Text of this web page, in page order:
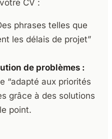
CV :
phrases telles que
les délais de projet”
de problèmes :
“adapté aux priorités
grâce à des solutions
point.